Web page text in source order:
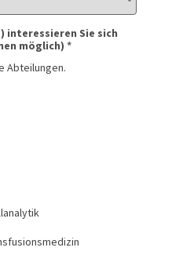
interessieren Sie sich
möglich) *
Abteilungen.